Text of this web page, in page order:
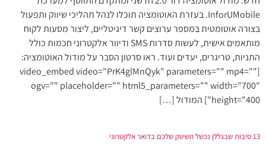
InforUMobile. בעזרת האוטומציה תוכלו לנהל תהליכי שיווק ותפעול
בצורה אוטומטית במספר ערוצים קשר דיגיטליים, ליצור מסעות לקוח
מותאמים אישית, לעשות סדרות SMS ודיוור אלקטרוני חכמות כולל
התניות, טריגרים, יעדים ועוד. ראו סרטון הסבר על מודול האוטומציה:
[video_embed video="PrK4glMnQyk" parameters="" mp4=""
ogv="" placeholder="" html5_parameters="" width="700"
height="400"] המודול […]
13 סיבות שבגללן נכשל השיווק שלכם בדואר אלקטרוני